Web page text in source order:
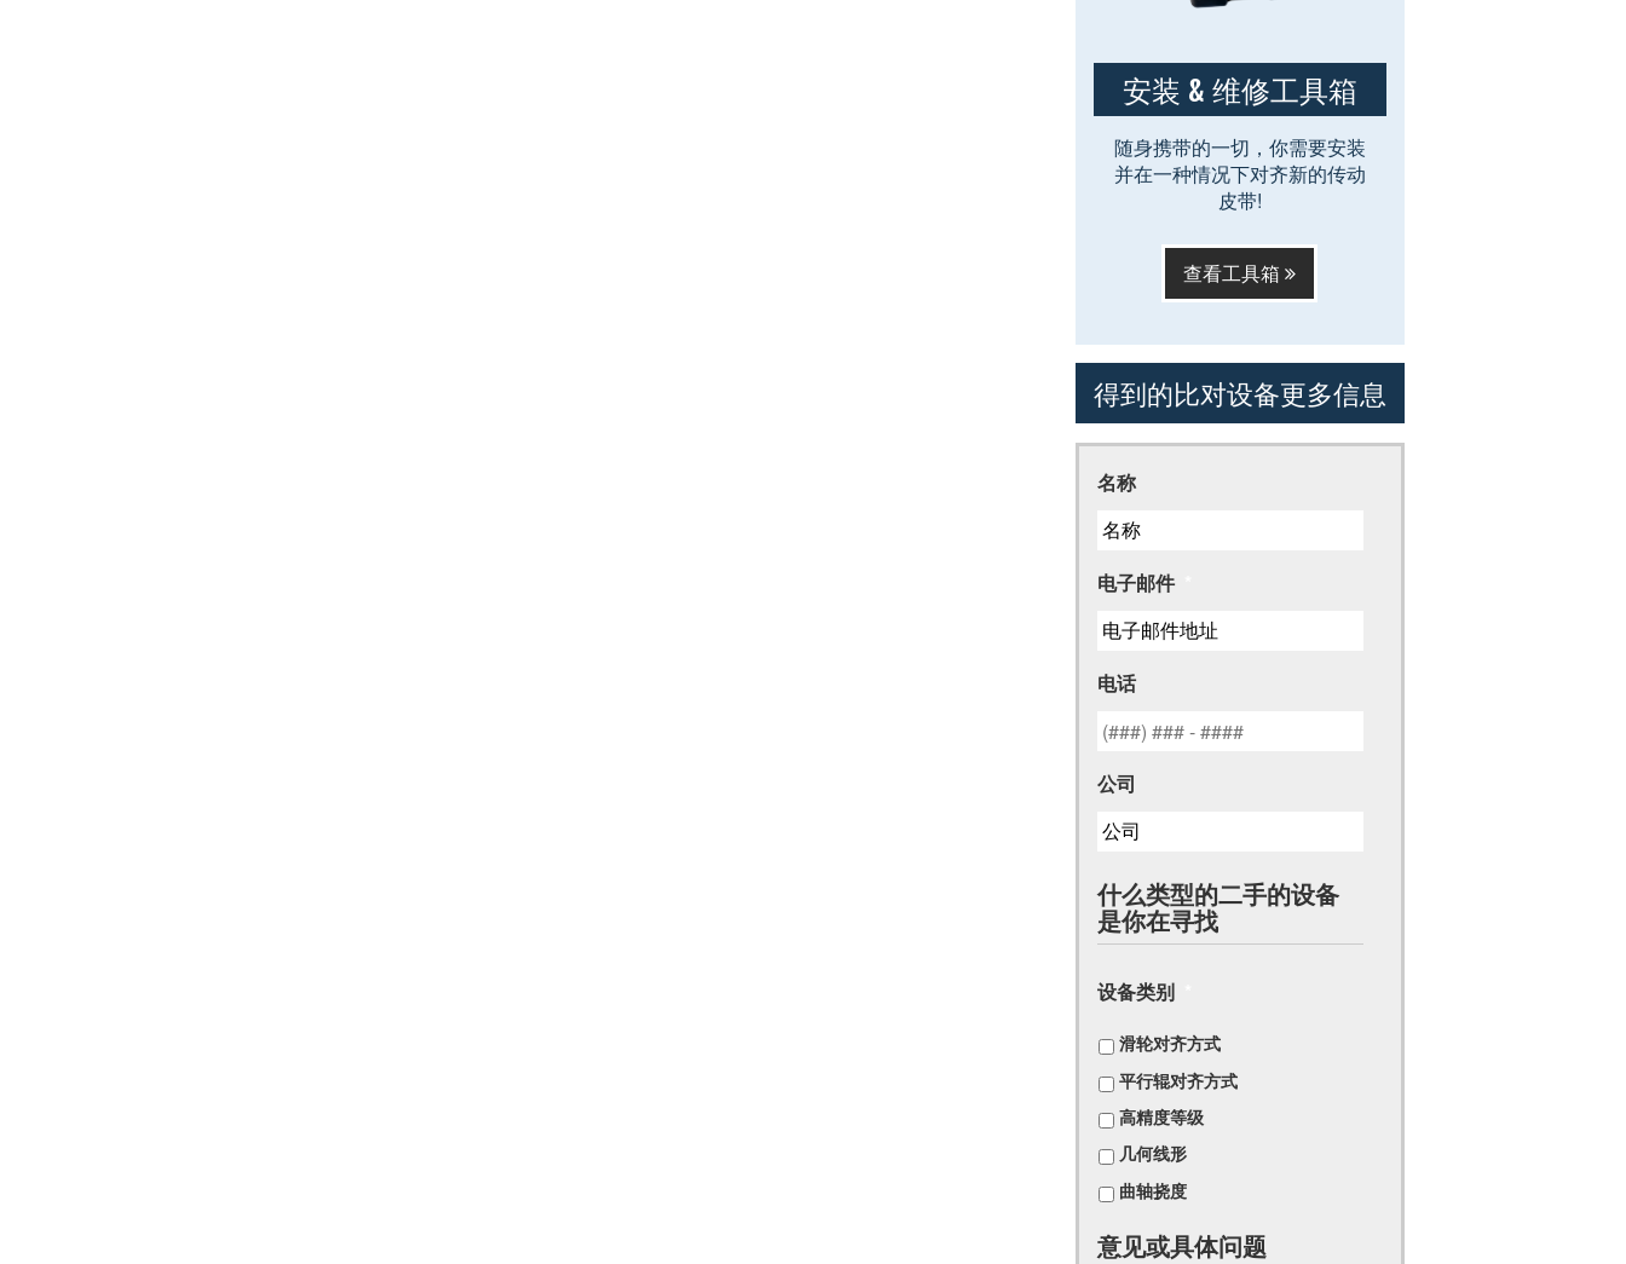
安装 & 维修工具箱
随身携带的一切，你需要安装
并在一种情况下对齐新的传动
皮带!
查看工具箱
得到的比对设备更多信息
名称
电子邮件
电话
公司
什么类型的二手的设备
是你在寻找
设备类别
滑轮对齐方式
平行辊对齐方式
高精度等级
几何线形
曲轴挠度
意见或具体问题